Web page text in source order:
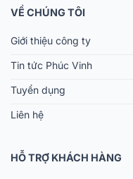
VỀ CHÚNG TÔI
Giới thiệu công ty
Tin tức Phúc Vinh
Tuyển dụng
Liên hệ
HỖ TRỢ KHÁCH HÀNG